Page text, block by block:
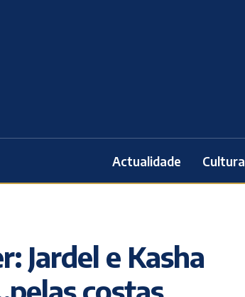
Actualidade Cultura
Jardel e Kasha